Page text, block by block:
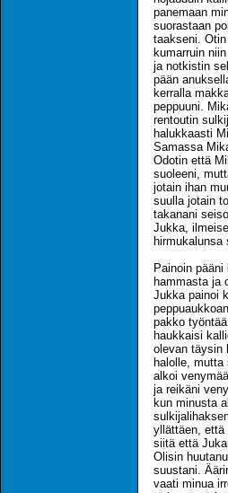
panemaan
suorastaan
taakseni. Otin
kumarruin
ja notkistin
pään
kerralla
peppuuni.
rentoutin
halukkaasti
Samassa
Odotin että
suoleeni,
jotain ihan
suulla jotain
takanani
Jukka,
hirmukalunsa
Painoin
hammasta ja
Jukka painoi
pakko
haukkaisi
olevan täysin
halolle, mutta
alkoi
ja reikäni
kun minusta
yllättäen, että
siitä että
Olisin
suustani.
vaati minua